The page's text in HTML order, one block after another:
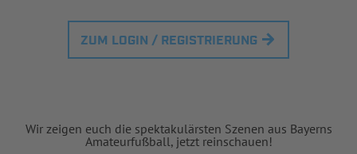
ZUM LOGIN / REGISTRIERUNG
Wir zeigen euch die spektakulärsten Szenen aus Bayerns
Amateurfußball, jetzt reinschauen!